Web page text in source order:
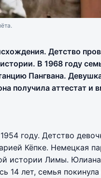
Детство
В 1968 году
Пангвана.
получила аттестат и
году. Детство
Кёпке. Немецкая
истории Лимы.
14 лет, семья